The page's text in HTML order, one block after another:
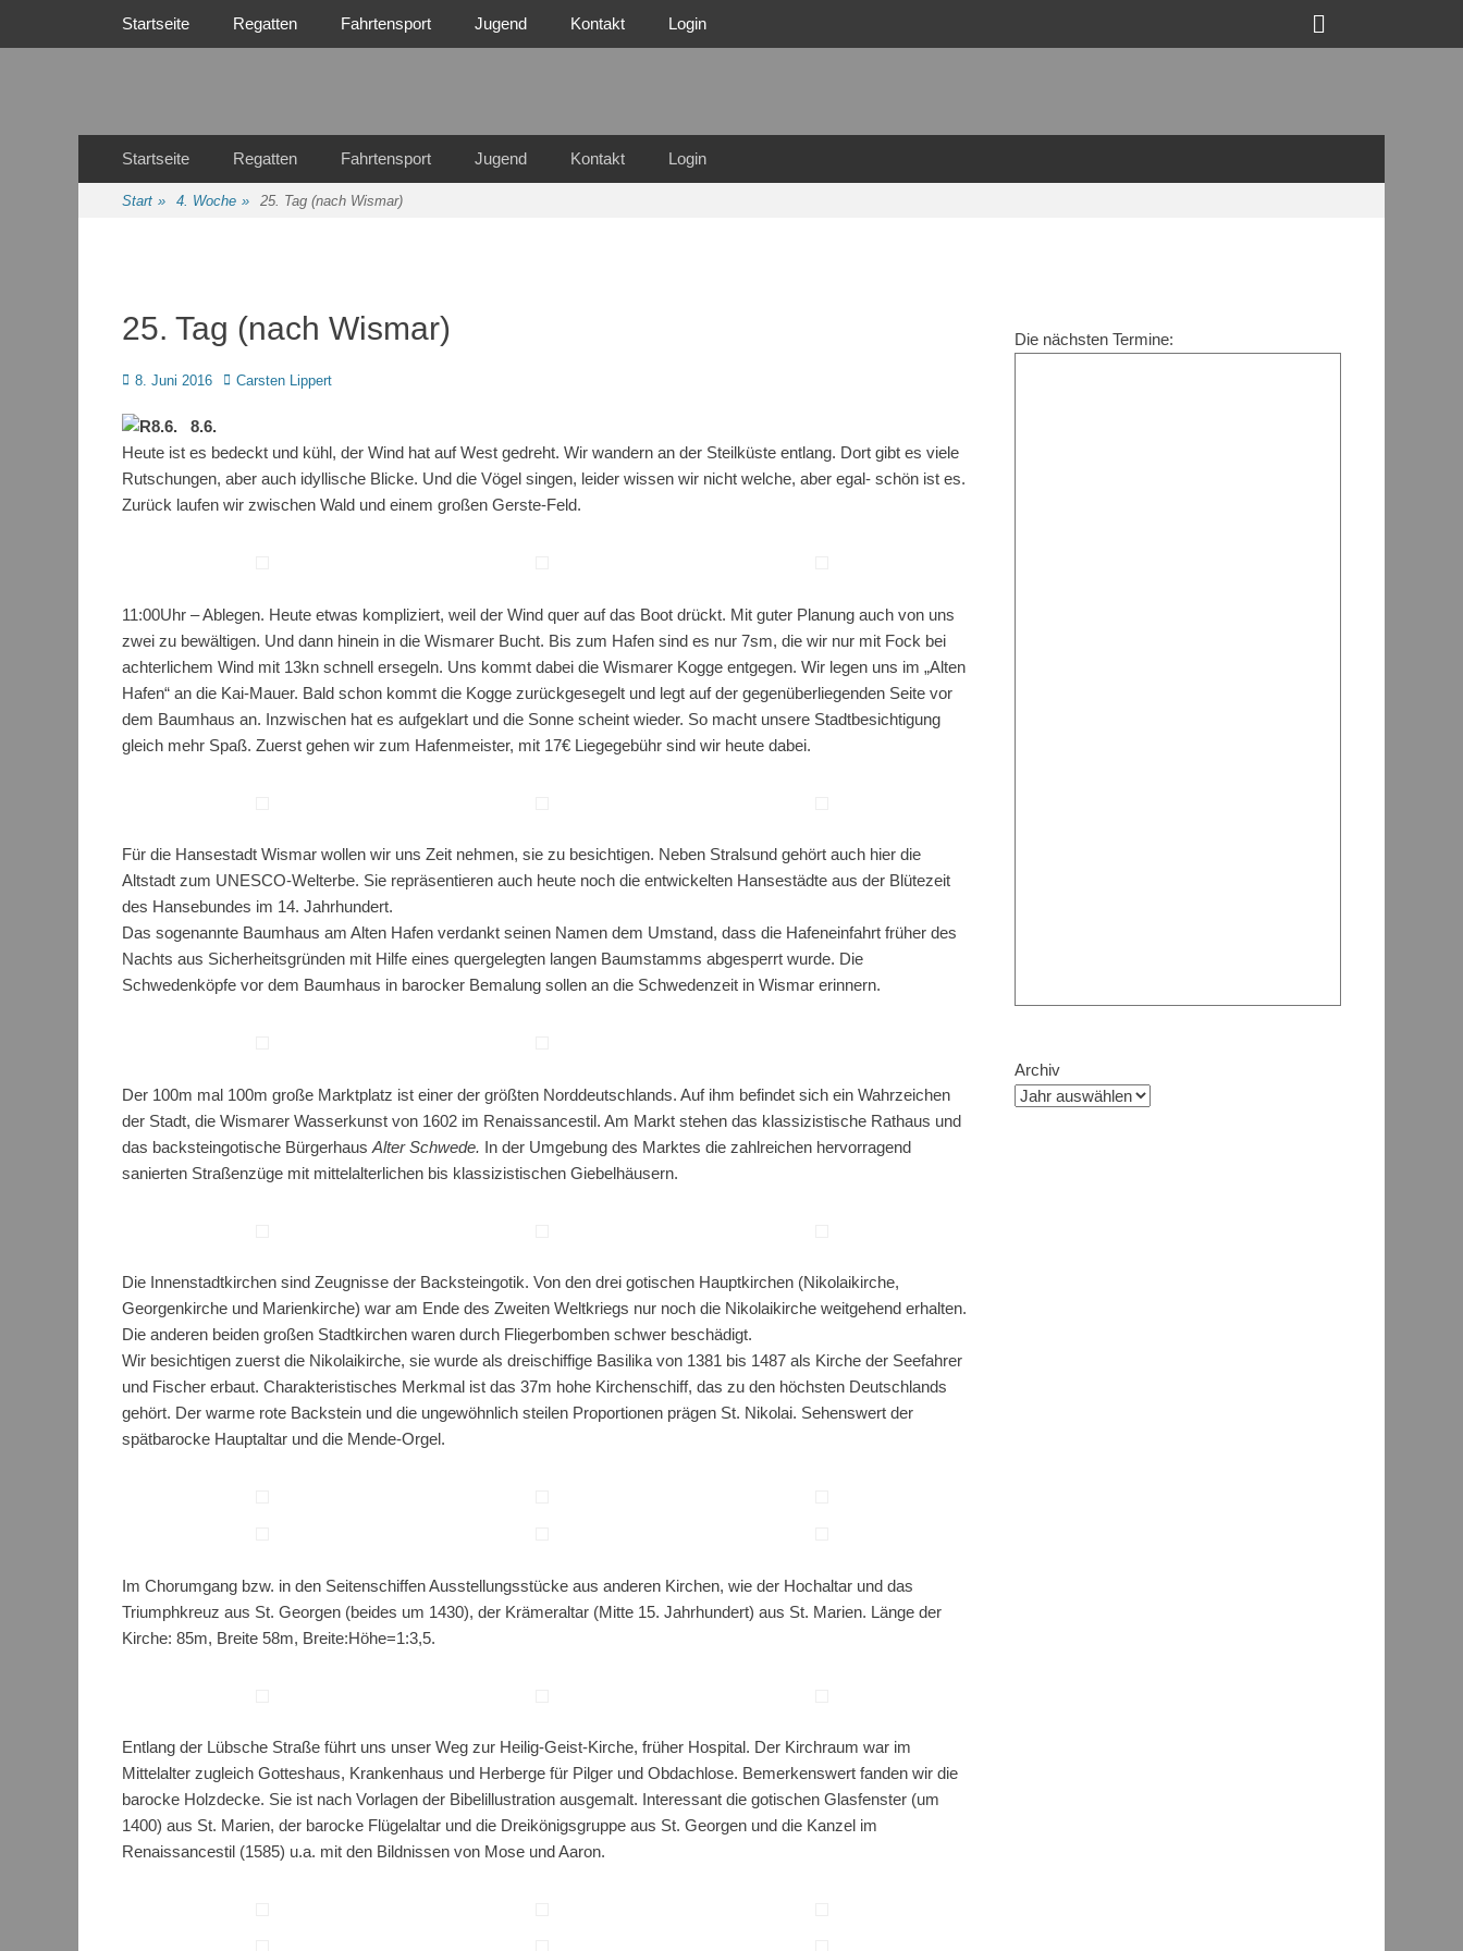
Primäres Menü
Startseite Regatten Fahrtensport Jugend Kontakt Login
Sekundäres Menü
springen
Startseite Regatten Fahrtensport Jugend Kontakt Login
Start » 4. Woche » 25. Tag (nach Wismar)
25. Tag (nach Wismar)
Posted
8. Juni 2016 Autor
Carsten Lippert
8.6.
Heute ist es bedeckt und kühl, der Wind hat auf West gedreht. Wir wandern an der Steilküste entlang. Dort gibt es viele
Rutschungen, aber auch idyllische Blicke. Und die Vögel singen, leider wissen wir nicht welche, aber egal- schön ist es.
Zurück laufen wir zwischen Wald und einem großen Gerste-Feld.
11:00Uhr – Ablegen. Heute etwas kompliziert, weil der Wind quer auf das Boot drückt. Mit guter Planung auch von uns
zwei zu bewältigen. Und dann hinein in die Wismarer Bucht. Bis zum Hafen sind es nur 7sm, die wir nur mit Fock bei
achterlichem Wind mit 13kn schnell ersegeln. Uns kommt dabei die Wismarer Kogge entgegen. Wir legen uns im „Alten
Hafen“ an die Kai-Mauer. Bald schon kommt die Kogge zurückgesegelt und legt auf der gegenüberliegenden Seite vor
dem Baumhaus an. Inzwischen hat es aufgeklart und die Sonne scheint wieder. So macht unsere Stadtbesichtigung
gleich mehr Spaß. Zuerst gehen wir zum Hafenmeister, mit 17€ Liegegebühr sind wir heute dabei.
Für die Hansestadt Wismar wollen wir uns Zeit nehmen, sie zu besichtigen. Neben Stralsund gehört auch hier die
Altstadt zum UNESCO-Welterbe. Sie repräsentieren auch heute noch die entwickelten Hansestädte aus der Blütezeit
des Hansebundes im 14. Jahrhundert.
Das sogenannte Baumhaus am Alten Hafen verdankt seinen Namen dem Umstand, dass die Hafeneinfahrt früher des
Nachts aus Sicherheitsgründen mit Hilfe eines quergelegten langen Baumstamms abgesperrt wurde. Die
Schwedenköpfe vor dem Baumhaus in barocker Bemalung sollen an die Schwedenzeit in Wismar erinnern.
Der 100m mal 100m große Marktplatz ist einer der größten Norddeutschlands. Auf ihm befindet sich ein Wahrzeichen
der Stadt, die Wismarer Wasserkunst von 1602 im Renaissancestil. Am Markt stehen das klassizistische Rathaus und
das backsteingotische Bürgerhaus Alter Schwede. In der Umgebung des Marktes die zahlreichen hervorragend
sanierten Straßenzüge mit mittelalterlichen bis klassizistischen Giebelhäusern.
Die Innenstadtkirchen sind Zeugnisse der Backsteingotik. Von den drei gotischen Hauptkirchen (Nikolaikirche,
Georgenkirche und Marienkirche) war am Ende des Zweiten Weltkriegs nur noch die Nikolaikirche weitgehend erhalten.
Die anderen beiden großen Stadtkirchen waren durch Fliegerbomben schwer beschädigt.
Wir besichtigen zuerst die Nikolaikirche, sie wurde als dreischiffige Basilika von 1381 bis 1487 als Kirche der Seefahrer
und Fischer erbaut. Charakteristisches Merkmal ist das 37m hohe Kirchenschiff, das zu den höchsten Deutschlands
gehört. Der warme rote Backstein und die ungewöhnlich steilen Proportionen prägen St. Nikolai. Sehenswert der
spätbarocke Hauptaltar und die Mende-Orgel.
Im Chorumgang bzw. in den Seitenschiffen Ausstellungsstücke aus anderen Kirchen, wie der Hochaltar und das
Triumphkreuz aus St. Georgen (beides um 1430), der Krämeraltar (Mitte 15. Jahrhundert) aus St. Marien. Länge der
Kirche: 85m, Breite 58m, Breite:Höhe=1:3,5.
Entlang der Lübsche Straße führt uns unser Weg zur Heilig-Geist-Kirche, früher Hospital. Der Kirchraum war im
Mittelalter zugleich Gotteshaus, Krankenhaus und Herberge für Pilger und Obdachlose. Bemerkenswert fanden wir die
barocke Holzdecke. Sie ist nach Vorlagen der Bibelillustration ausgemalt. Interessant die gotischen Glasfenster (um
1400) aus St. Marien, der barocke Flügelaltar und die Dreikönigsgruppe aus St. Georgen und die Kanzel im
Renaissancestil (1585) u.a. mit den Bildnissen von Mose und Aaron.
Die nächsten Termine:
Archiv